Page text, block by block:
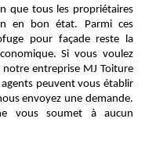
que tous les propriétaires
en bon état. Parmi ces
pour façade reste la
Si vous voulez
entreprise MJ Toiture
peuvent vous établir
envoyez une demande.
vous soumet à aucun